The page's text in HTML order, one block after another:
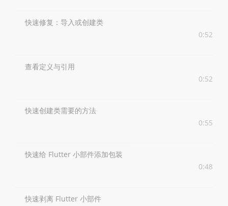
快速修复：导入或创建类
0:52
查看定义与引用
0:52
快速创建类需要的方法
0:55
快速给 Flutter 小部件添加包装
0:48
快速剥离 Flutter 小部件